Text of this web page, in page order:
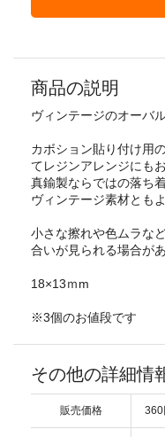
商品の説明
ヴィンテージのオーバ
カボション貼り付け用
てレジンアレンジにも
真鍮製ならではの落ち
ヴィンテージ素材とも
小さな擦れや色ムラな
合いが見られる場合があ
18×13ｍm
※3個のお値段です
その他の詳細情
販売価格 360